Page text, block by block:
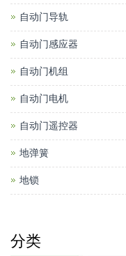
自动门导轨
自动门感应器
自动门机组
自动门电机
自动门遥控器
地弹簧
地锁
分类